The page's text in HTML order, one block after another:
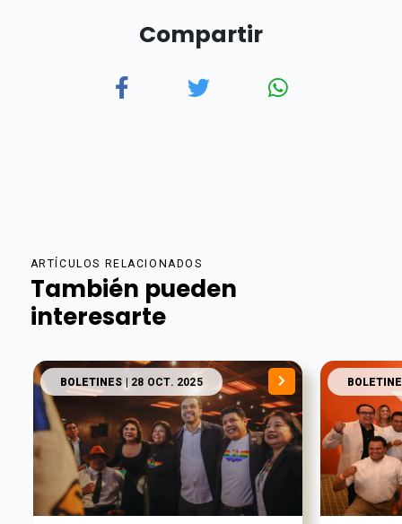
Compartir
ARTÍCULOS RELACIONADOS
También pueden
interesarte
BOLETINES | 28 OCT. 2025